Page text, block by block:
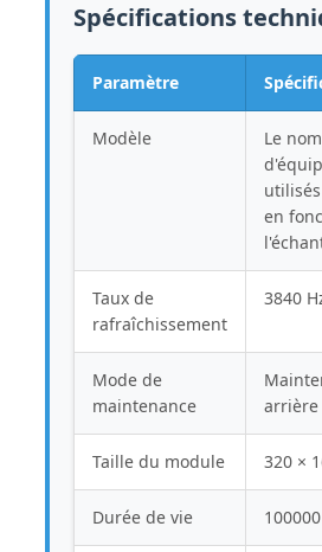
Spécifications
Paramètre
Modèle
Le
en
Taux de
rafraîchissement
3840
Mode de
maintenance
arrière
Taille du module 320 ×
Durée de vie